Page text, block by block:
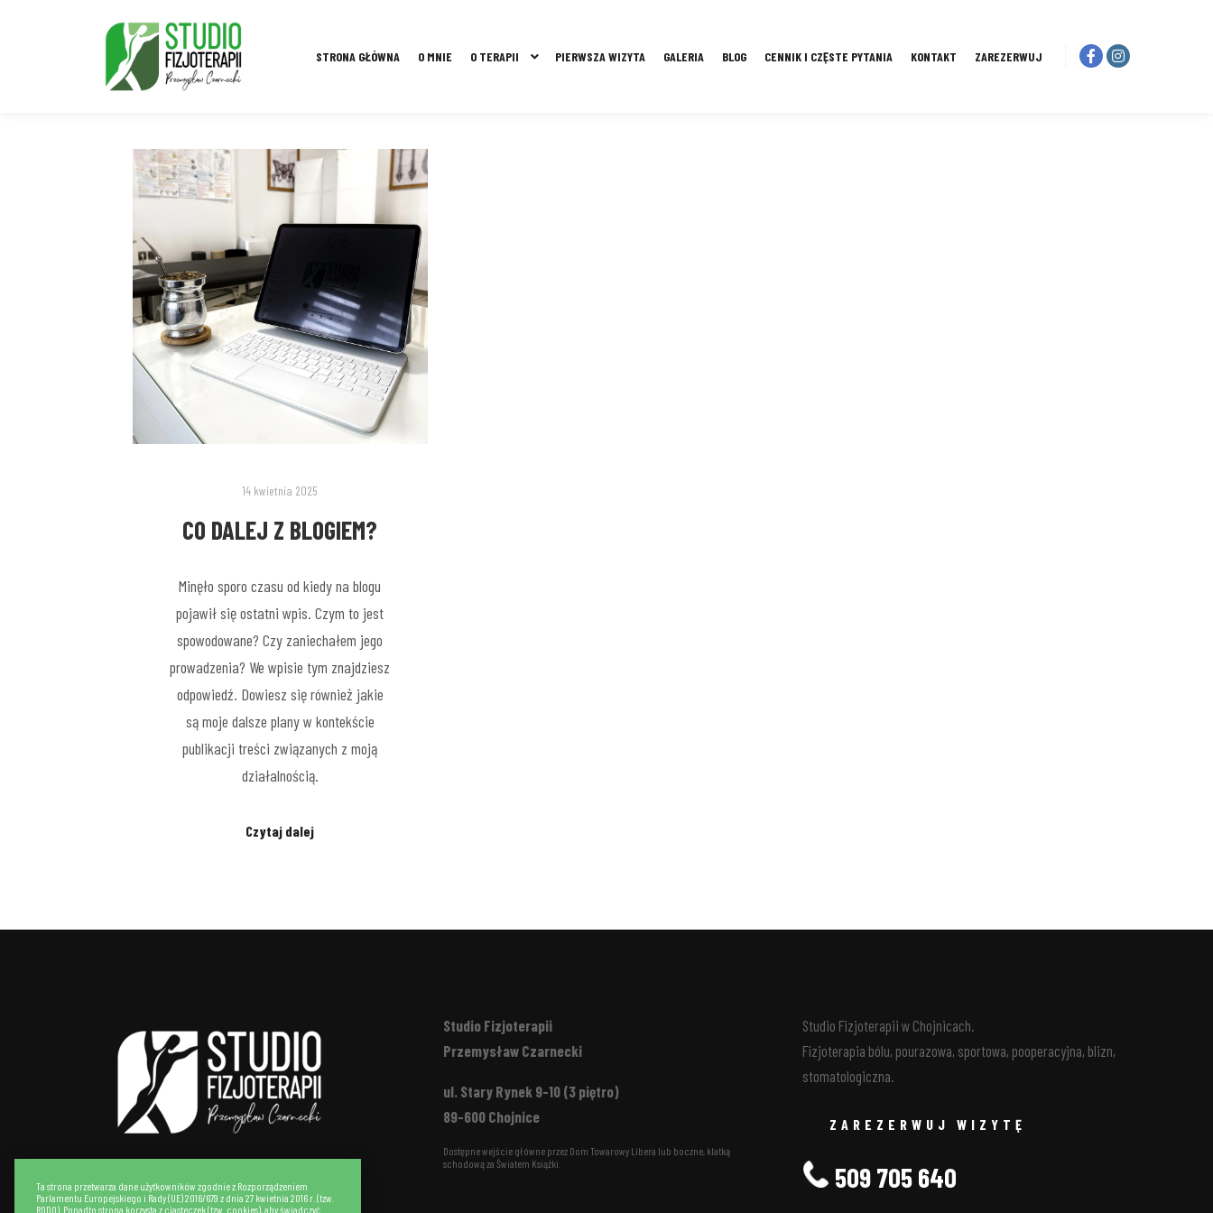
STRONA GŁÓWNA O MNIE O TERAPII PIERWSZA WIZYTA GALERIA BLOG CENNIK I CZĘSTE PYTANIA KONTAKT ZAREZERWUJ
14 kwietnia 2025
CO DALEJ Z BLOGIEM?
Minęło sporo czasu od kiedy na blogu
pojawił się ostatni wpis. Czym to jest
spowodowane? Czy zaniechałem jego
prowadzenia? We wpisie tym znajdziesz
odpowiedź. Dowiesz się również jakie
są moje dalsze plany w kontekście
publikacji treści związanych z moją
działalnością.
Czytaj dalej
Studio Fizjoterapii
Przemysław Czarnecki
ul. Stary Rynek 9-10 (3 piętro)
89-600 Chojnice
Dostępne wejście główne przez Dom Towarowy Libera lub boczne, klatką
schodową za Światem Książki.
Studio Fizjoterapii w Chojnicach.
Fizjoterapia bólu, pourazowa, sportowa, pooperacyjna, blizn,
stomatologiczna.
ZAREZERWUJ WIZYTĘ
509 705 640
Ta strona przetwarza dane użytkowników zgodnie z Rozporządzeniem
Parlamentu Europejskiego i Rady (UE) 2016/679 z dnia 27 kwietnia 2016 r. (tzw.
RODO). Ponadto strona korzysta z ciasteczek (tzw. cookies), aby świadczyć